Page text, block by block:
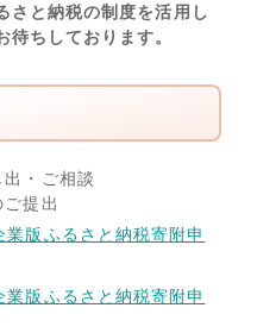
と納税の制度を活用し
ちしております。
出・ご相談
ご提出
業版ふるさと納税寄附申
業版ふるさと納税寄附申